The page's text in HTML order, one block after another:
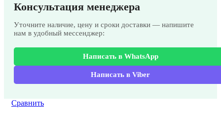
Консультация менеджера
Уточните наличие, цену и сроки доставки — напишите
нам в удобный мессенджер:
Написать в WhatsApp
Написать в Viber
Сравнить